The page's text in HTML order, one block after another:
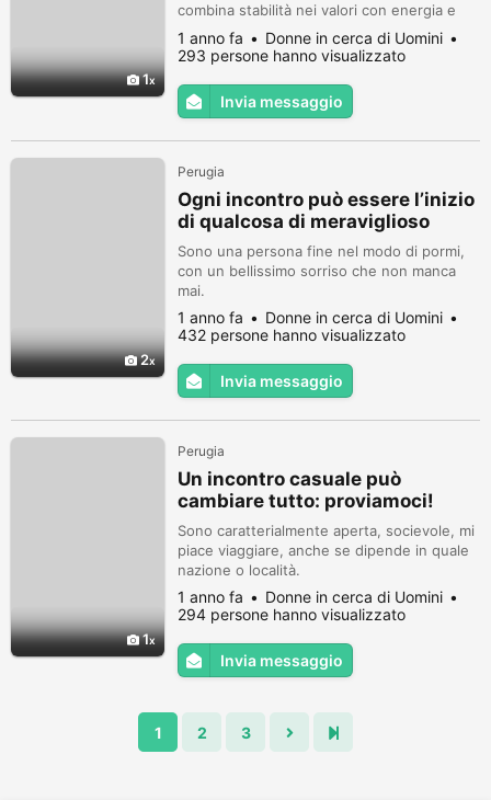
1
combina stabilità nei valori con energia e
positività.
1 anno fa
Donne in cerca di Uomini
293 persone hanno visualizzato
Invia messaggio
2
Perugia
Ogni incontro può essere l’inizio
di qualcosa di meraviglioso
Sono una persona fine nel modo di pormi,
con un bellissimo sorriso che non manca
mai.
1 anno fa
Donne in cerca di Uomini
432 persone hanno visualizzato
Invia messaggio
1
Perugia
Un incontro casuale può
cambiare tutto: proviamoci!
Sono caratterialmente aperta, socievole, mi
piace viaggiare, anche se dipende in quale
nazione o località.
1 anno fa
Donne in cerca di Uomini
294 persone hanno visualizzato
Invia messaggio
1 2 3